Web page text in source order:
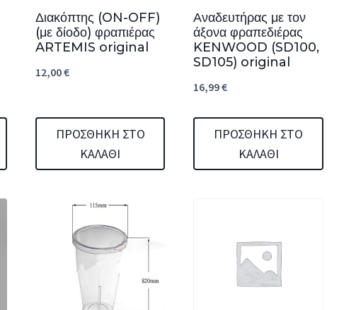
Διακόπτης (ON-OFF)
(με δίοδο) φραπιέρας
ARTEMIS original
12,00€
ΠΡΟΣΘΉΚΗ ΣΤΟ
ΚΑΛΆΘΙ
Αναδευτήρας με τον
άξονα φραπεδιέρας
KENWOOD (SD100,
SD105) original
16,99€
ΠΡΟΣΘΉΚΗ ΣΤΟ
ΚΑΛΆΘΙ